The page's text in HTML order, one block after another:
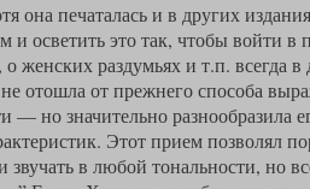
она печаталась и в других
и осветить это так, чтобы войти
раздумьях и т.п. всегда в
отошла от прежнего способа
но значительно разнообразила
Этот прием позволял
в любой тональности, но